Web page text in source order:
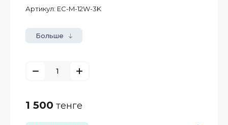
Артикул: EС-M-12W-3K
Больше
1 500 тенге